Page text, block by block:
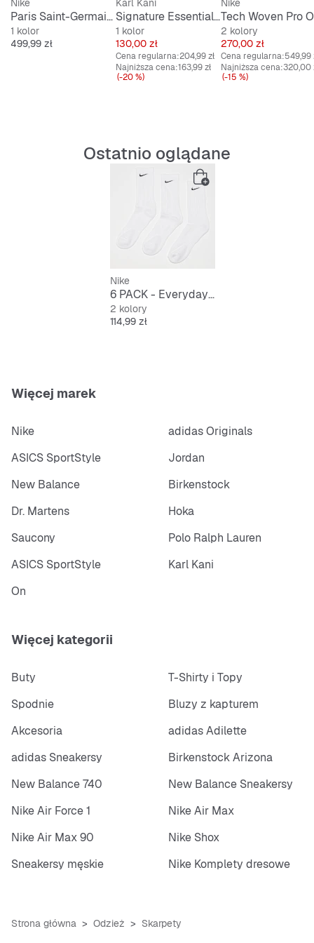
Nike
Paris Saint-Germain 2026/27 Stadium Home
1 kolor
Cena
499,99 zł
Karl Kani
Signature Essential Boxy Raglan Longsleeve
1 kolor
Cena
130,00 zł
Cena regularna:204,99 zł
Najniższa cena:163,99 zł
(-20 %)
Nike
2 kolory
Cena
270,00 zł
Cena regularna:549,99
Najniższa cena:320,00
(-15 %)
Ostatnio oglądane
Nike
6 PACK - Everyday Cushioned Training Crew Socks
2 kolory
Cena
114,99 zł
Więcej marek
Nike
adidas Originals
ASICS SportStyle
Jordan
New Balance
Birkenstock
Dr. Martens
Hoka
Saucony
Polo Ralph Lauren
ASICS SportStyle
Karl Kani
On
Więcej kategorii
Buty
T-Shirty i Topy
Spodnie
Bluzy z kapturem
Akcesoria
adidas Adilette
adidas Sneakersy
Birkenstock Arizona
New Balance 740
New Balance Sneakersy
Nike Air Force 1
Nike Air Max
Nike Air Max 90
Nike Shox
Sneakersy męskie
Nike Komplety dresowe
Strona główna Odzież Skarpety